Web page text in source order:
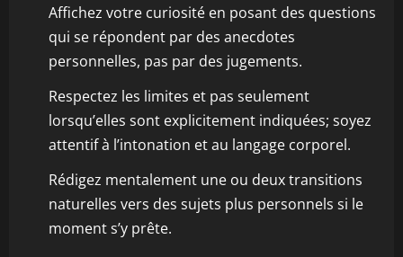
Affichez votre curiosité en posant des questions
qui se répondent par des anecdotes
personnelles, pas par des jugements.
Respectez les limites et pas seulement
lorsqu’elles sont explicitement indiquées; soyez
attentif à l’intonation et au langage corporel.
Rédigez mentalement une ou deux transitions
naturelles vers des sujets plus personnels si le
moment s’y prête.